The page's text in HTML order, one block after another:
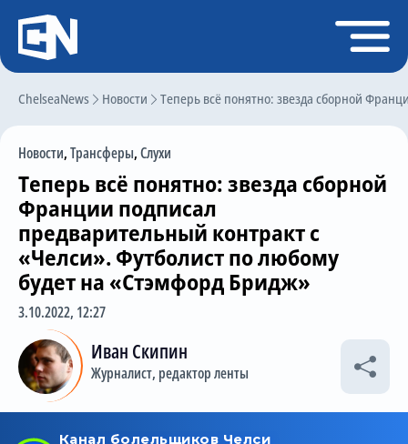
ChelseaNews Новости Теперь всё понятно: звезда сборной
Новости,Трансферы,Слухи
Теперь всё понятно: звезда сборной
Франции подписал
предварительный контракт с
«Челси». Футболист по любому
будет на «Стэмфорд Бридж»
3.10.2022, 12:27
Иван Скипин
Журналист, редактор ленты
Регистрация
Главная
Чат
Трансферы
Слухи
История Челси
Статистика
Календарь игр
Состав команды
Поиск по сайту